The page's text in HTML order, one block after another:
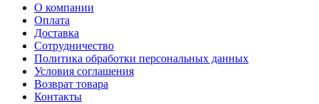
О компании
Оплата
Доставка
Сотрудничество
Политика обработки персональных данных
Условия соглашения
Возврат товара
Контакты